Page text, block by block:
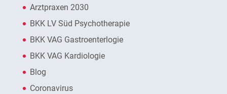
Arztpraxen 2030
BKK LV Süd Psychotherapie
BKK VAG Gastroenterlogie
BKK VAG Kardiologie
Blog
Coronavirus